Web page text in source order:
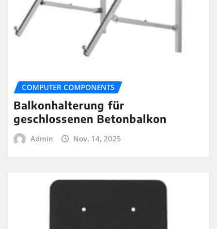
COMPUTER COMPONENTS
Balkonhalterung für
geschlossenen Betonbalkon
Admin Nov. 14, 2025